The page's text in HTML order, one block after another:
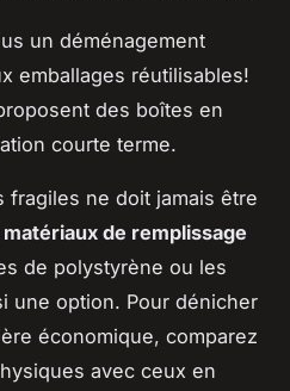
un déménagement
emballages réutilisables!
des boîtes en
courte terme.
fragiles ne doit jamais être
matériaux de remplissage
de polystyrène ou les
une option. Pour dénicher
économique, comparez
avec ceux en